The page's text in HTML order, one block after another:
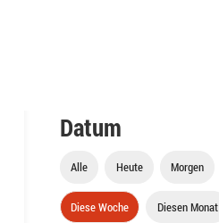
Datum
Alle Heute Morgen
Diese Woche Diesen Monat